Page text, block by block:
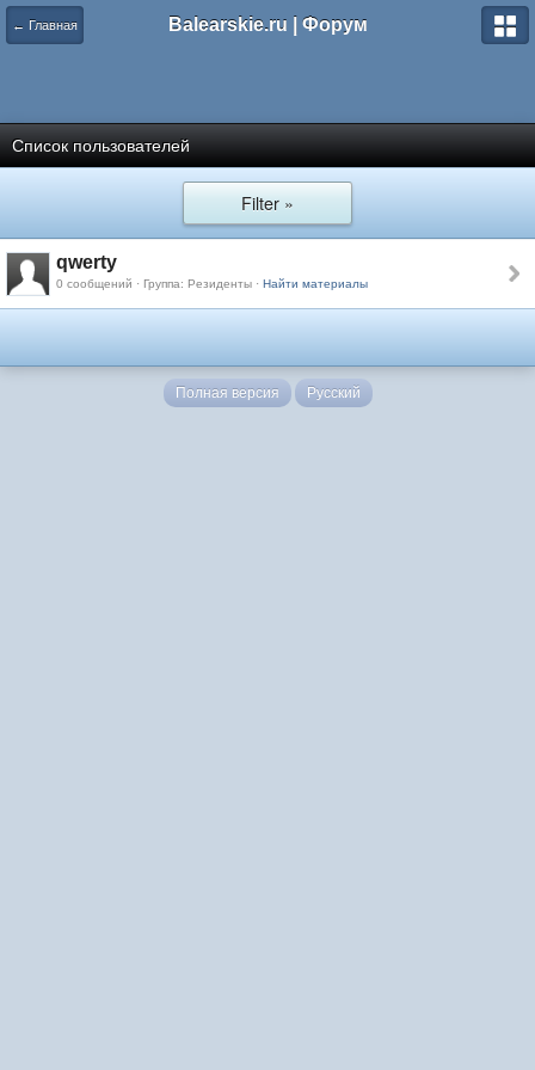
← Главная Balearskie.ru | Форум
Список пользователей
Filter »
qwerty
0 сообщений · Группа: Резиденты · Найти материалы
Полная версия Русский